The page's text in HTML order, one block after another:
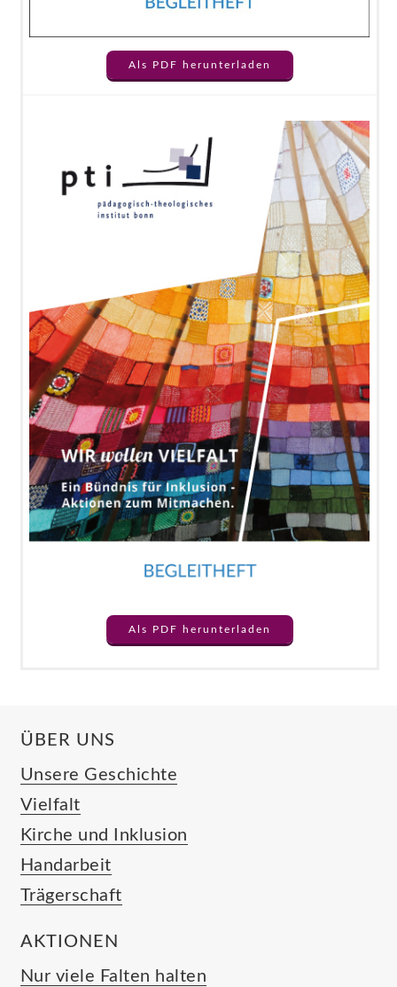
Als PDF herunterladen
Als PDF herunterladen
ÜBER UNS
Unsere Geschichte
Vielfalt
Kirche und Inklusion
Handarbeit
Trägerschaft
AKTIONEN
Nur viele Falten halten